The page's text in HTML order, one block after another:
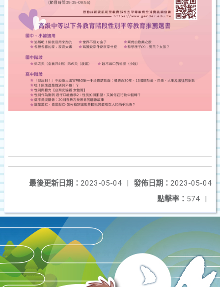
發佈日期： 2023-05-04
最後更新日期： 2023-05-04
|
點擊率： 574 |